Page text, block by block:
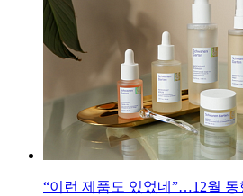
“이런 제품도 있었네”…12월